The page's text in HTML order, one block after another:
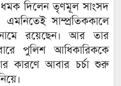
দিলেন তৃণমূল সাংসদ
এমনিতেই সাম্প্রতিককালে
রয়েছেন। আর তার
পুলিশ আধিকারিককে
কারণে আবার চর্চা শুরু